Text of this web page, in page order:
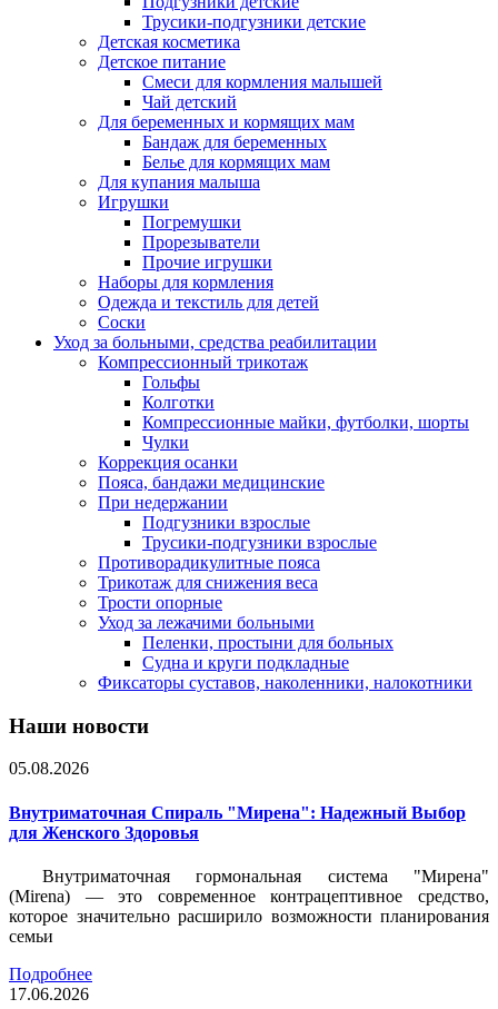
Трусики-подгузники детские
Детская косметика
Детское питание
Смеси для кормления малышей
Чай детский
Для беременных и кормящих мам
Бандаж для беременных
Белье для кормящих мам
Для купания малыша
Игрушки
Погремушки
Прорезыватели
Прочие игрушки
Наборы для кормления
Одежда и текстиль для детей
Соски
Уход за больными, средства реабилитации
Компрессионный трикотаж
Гольфы
Колготки
Компрессионные майки, футболки, шорты
Чулки
Коррекция осанки
Пояса, бандажи медицинские
При недержании
Подгузники взрослые
Трусики-подгузники взрослые
Противорадикулитные пояса
Трикотаж для снижения веса
Трости опорные
Уход за лежачими больными
Пеленки, простыни для больных
Судна и круги подкладные
Фиксаторы суставов, наколенники, налокотники
Наши новости
05.08.2026
Внутриматочная Спираль "Мирена": Надежный Выбор
для Женского Здоровья
Внутриматочная гормональная система "Мирена"
(Mirena) — это современное контрацептивное средство,
которое значительно расширило возможности планирования
семьи
Подробнее
17.06.2026